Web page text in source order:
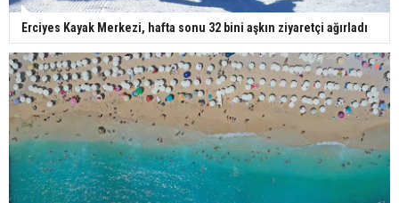
Erciyes Kayak Merkezi, hafta sonu 32 bini aşkın ziyaretçi ağırladı